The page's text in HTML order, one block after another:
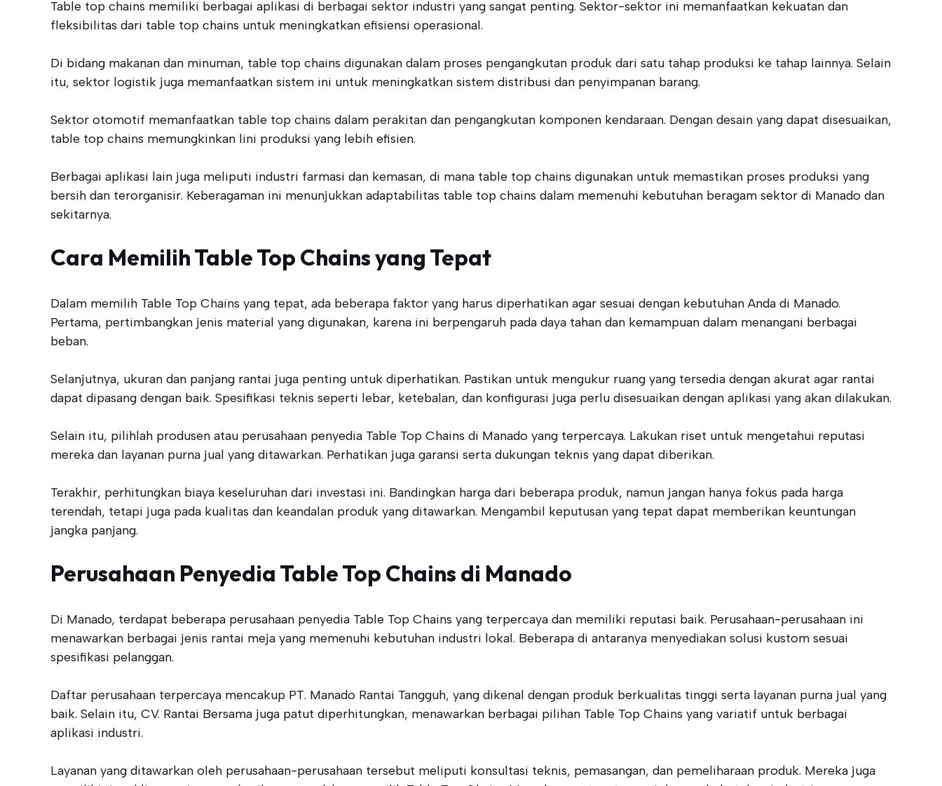
Table top chains memiliki berbagai aplikasi di berbagai sektor industri yang sangat penting. Sektor-sektor ini memanfaatkan kekuatan dan
fleksibilitas dari table top chains untuk meningkatkan efisiensi operasional.
Di bidang makanan dan minuman, table top chains digunakan dalam proses pengangkutan produk dari satu tahap produksi ke tahap lainnya. Selain
itu, sektor logistik juga memanfaatkan sistem ini untuk meningkatkan sistem distribusi dan penyimpanan barang.
Sektor otomotif memanfaatkan table top chains dalam perakitan dan pengangkutan komponen kendaraan. Dengan desain yang dapat disesuaikan,
table top chains memungkinkan lini produksi yang lebih efisien.
Berbagai aplikasi lain juga meliputi industri farmasi dan kemasan, di mana table top chains digunakan untuk memastikan proses produksi yang
bersih dan terorganisir. Keberagaman ini menunjukkan adaptabilitas table top chains dalam memenuhi kebutuhan beragam sektor di Manado dan
sekitarnya.
Cara Memilih Table Top Chains yang Tepat
Dalam memilih Table Top Chains yang tepat, ada beberapa faktor yang harus diperhatikan agar sesuai dengan kebutuhan Anda di Manado.
Pertama, pertimbangkan jenis material yang digunakan, karena ini berpengaruh pada daya tahan dan kemampuan dalam menangani berbagai
beban.
Selanjutnya, ukuran dan panjang rantai juga penting untuk diperhatikan. Pastikan untuk mengukur ruang yang tersedia dengan akurat agar rantai
dapat dipasang dengan baik. Spesifikasi teknis seperti lebar, ketebalan, dan konfigurasi juga perlu disesuaikan dengan aplikasi yang akan dilakukan.
Selain itu, pilihlah produsen atau perusahaan penyedia Table Top Chains di Manado yang terpercaya. Lakukan riset untuk mengetahui reputasi
mereka dan layanan purna jual yang ditawarkan. Perhatikan juga garansi serta dukungan teknis yang dapat diberikan.
Terakhir, perhitungkan biaya keseluruhan dari investasi ini. Bandingkan harga dari beberapa produk, namun jangan hanya fokus pada harga
terendah, tetapi juga pada kualitas dan keandalan produk yang ditawarkan. Mengambil keputusan yang tepat dapat memberikan keuntungan
jangka panjang.
Perusahaan Penyedia Table Top Chains di Manado
Di Manado, terdapat beberapa perusahaan penyedia Table Top Chains yang terpercaya dan memiliki reputasi baik. Perusahaan-perusahaan ini
menawarkan berbagai jenis rantai meja yang memenuhi kebutuhan industri lokal. Beberapa di antaranya menyediakan solusi kustom sesuai
spesifikasi pelanggan.
Daftar perusahaan terpercaya mencakup PT. Manado Rantai Tangguh, yang dikenal dengan produk berkualitas tinggi serta layanan purna jual yang
baik. Selain itu, CV. Rantai Bersama juga patut diperhitungkan, menawarkan berbagai pilihan Table Top Chains yang variatif untuk berbagai
aplikasi industri.
Layanan yang ditawarkan oleh perusahaan-perusahaan tersebut meliputi konsultasi teknis, pemasangan, dan pemeliharaan produk. Mereka juga